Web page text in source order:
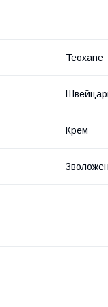
Teoxane
Крем